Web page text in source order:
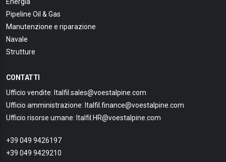
Pipeline Oil & Gas
Manutenzione e riparazione
Navale
Strutture
CONTATTI
Ufficio vendite: Italfil.sales@voestalpine.com
Ufficio amministrazione: Italfil.finance@voestalpine.com
Ufficio risorse umane: Italfil.HR@voestalpine.com
+39 049 9426197
+39 049 9429210